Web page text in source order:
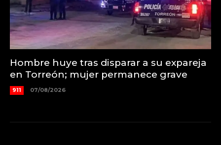
Hombre huye tras disparar a su expareja
en Torreón; mujer permanece grave
911 07/08/2026